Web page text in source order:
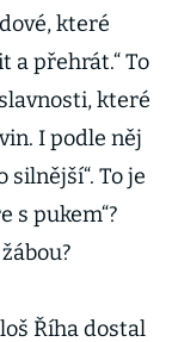
které
a přehrát.“ To
které
I podle něj
silnější“. To je
s pukem“?
Říha dostal